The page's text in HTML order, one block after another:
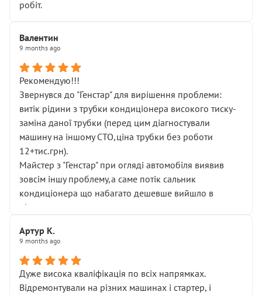
робіт.
Валентин
9 months ago
Рекомендую!!!
Звернувся до "Генстар" для вирішення проблеми:
витік рідини з трубки кондиціонера високого тиску-
заміна даної трубки (перед цим діагностували
машину на іншому СТО,ціна трубки без роботи
12+тис.грн).
Майстер з "Генстар" при огляді автомобіля виявив
зовсім іншу проблему,а саме потік сальник
кондиціонера що набагато дешевше вийшло в
підсумку.
Артур К.
9 months ago
Дуже висока кваліфікація по всіх напрямках.
Відремонтували на різних машинах і стартер, і